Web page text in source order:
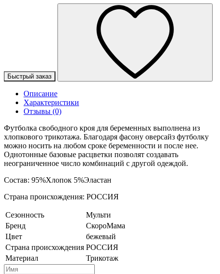
Быстрый заказ
Описание
Характеристики
Отзывы (0)
Футболка свободного кроя для беременных выполнена из
хлопкового трикотажа. Благодаря фасону оверсайз футболку
можно носить на любом сроке беременности и после нее.
Однотонные базовые расцветки позволят создавать
неограниченное число комбинаций с другой одеждой.
Состав: 95%Хлопок 5%Эластан
Страна происхождения: РОССИЯ
Сезонность
Мульти
Бренд
СкороМама
Цвет
бежевый
Страна происхождения РОССИЯ
Материал
Трикотаж